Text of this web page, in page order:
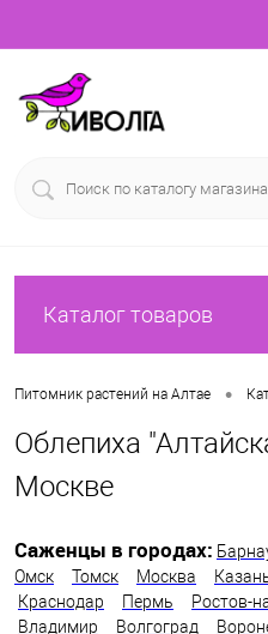
Каталог товаров
Питомник растений на Алтае •
Облепиха
Москве
Саженцы в городах:
Омск
Томск Москва
Краснодар
Пермь Ростов-
Владимир
Волгоград